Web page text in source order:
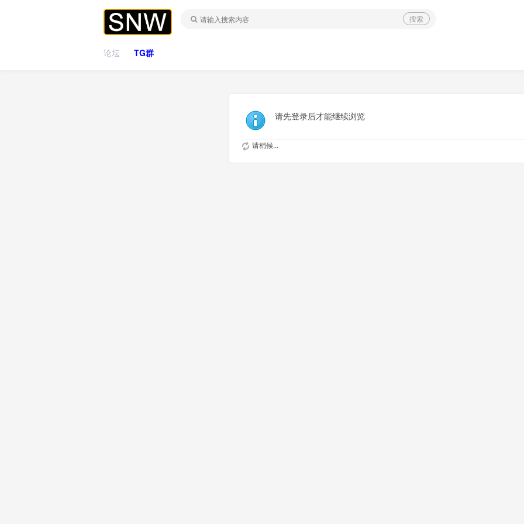
搜索
论坛 TG群
请先登录后才能继续浏览
请稍候...